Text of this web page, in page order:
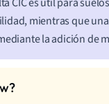
mientras que una
la adición de